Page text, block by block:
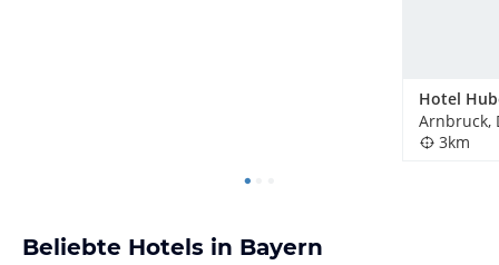
Hotel
Arnbruck,
3km
Beliebte Hotels in Bayern